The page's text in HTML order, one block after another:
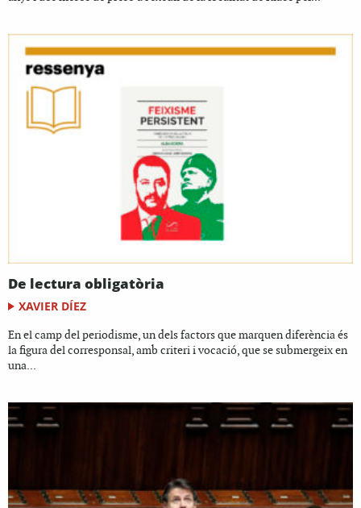
De lectura obligatòria
XAVIER DÍEZ
En el camp del periodisme, un dels factors que marquen diferència és
la figura del corresponsal, amb criteri i vocació, que se submergeix en
una...